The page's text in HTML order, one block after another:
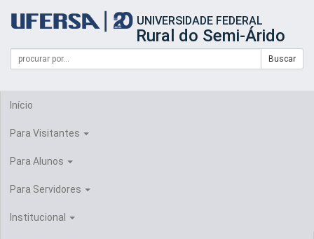
portal
UFERSA
UNIVERSIDADE FEDERAL
Rural do Semi-Árido
Formulário
Busca
Campo
de
Buscar
Início
Para Visitantes
Para Alunos
Para Servidores
Institucional